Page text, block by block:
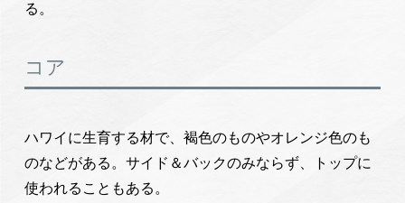
る。
コア
ハワイに生育する材で、褐色のものやオレンジ色のも
のなどがある。サイド＆バックのみならず、トップに
使われることもある。